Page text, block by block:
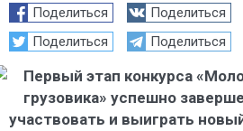
Поделиться Поделиться
Поделиться
Поделиться
Первый этап конкурса
грузовика» успешно
участвовать и выиграть